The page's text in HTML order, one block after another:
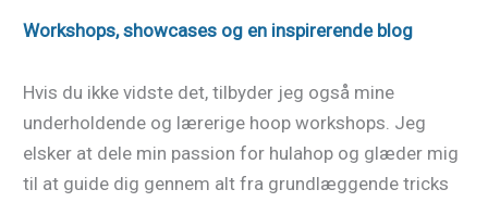
Workshops, showcases og en inspirerende blog
Hvis du ikke vidste det, tilbyder jeg også mine
underholdende og lærerige hoop workshops. Jeg
elsker at dele min passion for hulahop og glæder mig
til at guide dig gennem alt fra grundlæggende tricks